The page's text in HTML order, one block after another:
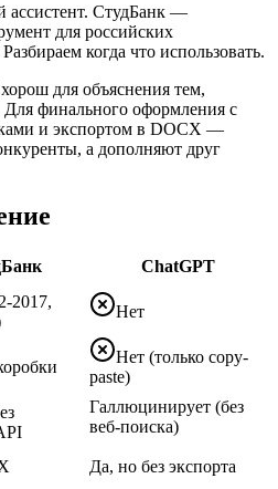
СтудБанк —
для российских
когда что использовать.
для объяснения тем,
финального оформления с
и экспортом в DOCX —
а дополняют друг
ChatGPT
2017,
Нет
Нет (только copy-
paste)
Галлюцинирует (без
веб-поиска)
Да, но без экспорта